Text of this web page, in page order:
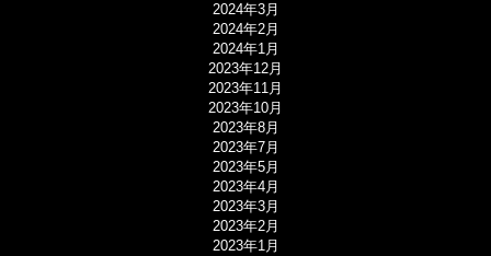
2024年3月
2024年2月
2024年1月
2023年12月
2023年11月
2023年10月
2023年8月
2023年7月
2023年5月
2023年4月
2023年3月
2023年2月
2023年1月